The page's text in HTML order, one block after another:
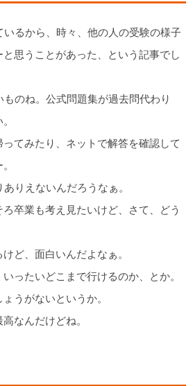
るから、時々、他の人の受験の様子
思うことがあった、という記事でし
のね。公式問題集が過去問代わり
てみたり、ネットで解答を確認して
りえないんだろうなぁ。
卒業も考え見たいけど、さて、どう
ど、面白いんだよなぁ。
ったいどこまで行けるのか、とか。
うがないというか。
なんだけどね。